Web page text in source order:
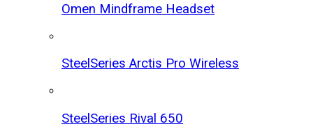
Omen Mindframe Headset
SteelSeries Arctis Pro Wireless
SteelSeries Rival 650